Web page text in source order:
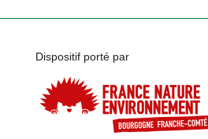
Dispositif porté par